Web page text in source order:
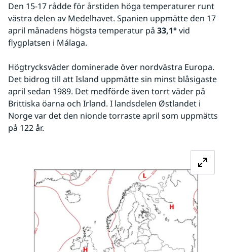
Den 15-17 rådde för årstiden höga temperaturer runt
västra delen av Medelhavet. Spanien uppmätte den 17
april månadens högsta temperatur på 33,1° vid
flygplatsen i Málaga.
Högtrycksväder dominerade över nordvästra Europa.
Det bidrog till att Island uppmätte sin minst blåsigaste
april sedan 1989. Det medförde även torrt väder på
Brittiska öarna och Irland. I landsdelen Østlandet i
Norge var det den nionde torraste april som uppmätts
på 122 år.